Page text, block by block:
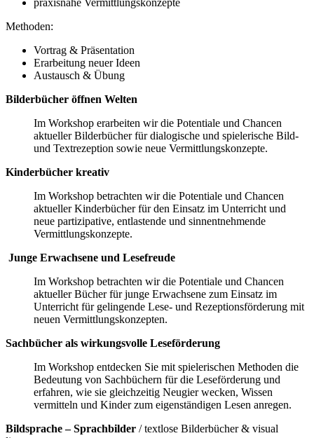
praxisnahe Vermittlungskonzepte
Methoden:
Vortrag & Präsentation
Erarbeitung neuer Ideen
Austausch & Übung
Bilderbücher öffnen Welten
Im Workshop erarbeiten wir die Potentiale und Chancen
aktueller Bilderbücher für dialogische und spielerische Bild-
und Textrezeption sowie neue Vermittlungskonzepte.
Kinderbücher kreativ
Im Workshop betrachten wir die Potentiale und Chancen
aktueller Kinderbücher für den Einsatz im Unterricht und
neue partizipative, entlastende und sinnentnehmende
Vermittlungskonzepte.
Junge Erwachsene und Lesefreude
Im Workshop betrachten wir die Potentiale und Chancen
aktueller Bücher für junge Erwachsene zum Einsatz im
Unterricht für gelingende Lese- und Rezeptionsförderung mit
neuen Vermittlungskonzepten.
Sachbücher als wirkungsvolle Leseförderung
Im Workshop entdecken Sie mit spielerischen Methoden die
Bedeutung von Sachbüchern für die Leseförderung und
erfahren, wie sie gleichzeitig Neugier wecken, Wissen
vermitteln und Kinder zum eigenständigen Lesen anregen.
Bildsprache – Sprachbilder / textlose Bilderbücher & visual